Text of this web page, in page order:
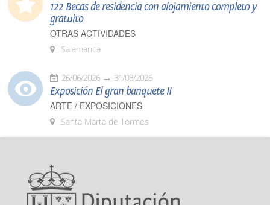
122 Becas de residencia con alojamiento completo y
gratuito
OTRAS ACTIVIDADES
Salamanca
26/06/2026 31/08/2026
Exposición El gran banquete II
ARTE / EXPOSICIONES
Santa Marta de Tormes